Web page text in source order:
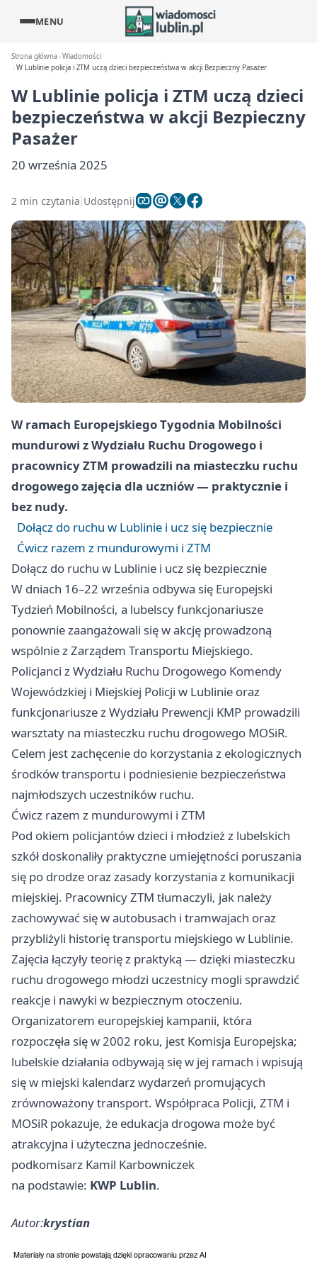
MENU
Strona główna Wiadomości
W Lublinie policja i ZTM uczą dzieci bezpieczeństwa w akcji Bezpieczny Pasażer
W Lublinie policja i ZTM uczą dzieci
bezpieczeństwa w akcji Bezpieczny
Pasażer
20 września 2025
2 min czytania Udostępnij
W ramach Europejskiego Tygodnia Mobilności
mundurowi z Wydziału Ruchu Drogowego i
pracownicy ZTM prowadzili na miasteczku ruchu
drogowego zajęcia dla uczniów — praktycznie i
bez nudy.
Dołącz do ruchu w Lublinie i ucz się bezpiecznie
Ćwicz razem z mundurowymi i ZTM
Dołącz do ruchu w Lublinie i ucz się bezpiecznie
W dniach 16–22 września odbywa się Europejski
Tydzień Mobilności, a lubelscy funkcjonariusze
ponownie zaangażowali się w akcję prowadzoną
wspólnie z Zarządem Transportu Miejskiego.
Policjanci z Wydziału Ruchu Drogowego Komendy
Wojewódzkiej i Miejskiej Policji w Lublinie oraz
funkcjonariusze z Wydziału Prewencji KMP prowadzili
warsztaty na miasteczku ruchu drogowego MOSiR.
Celem jest zachęcenie do korzystania z ekologicznych
środków transportu i podniesienie bezpieczeństwa
najmłodszych uczestników ruchu.
Ćwicz razem z mundurowymi i ZTM
Pod okiem policjantów dzieci i młodzież z lubelskich
szkół doskonaliły praktyczne umiejętności poruszania
się po drodze oraz zasady korzystania z komunikacji
miejskiej. Pracownicy ZTM tłumaczyli, jak należy
zachowywać się w autobusach i tramwajach oraz
przybliżyli historię transportu miejskiego w Lublinie.
Zajęcia łączyły teorię z praktyką — dzięki miasteczku
ruchu drogowego młodzi uczestnicy mogli sprawdzić
reakcje i nawyki w bezpiecznym otoczeniu.
Organizatorem europejskiej kampanii, która
rozpoczęła się w 2002 roku, jest Komisja Europejska;
lubelskie działania odbywają się w jej ramach i wpisują
się w miejski kalendarz wydarzeń promujących
zrównoważony transport. Współpraca Policji, ZTM i
MOSiR pokazuje, że edukacja drogowa może być
atrakcyjna i użyteczna jednocześnie.
podkomisarz Kamil Karbowniczek
na podstawie: KWP Lublin.
Autor:krystian